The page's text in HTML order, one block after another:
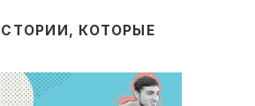
КОТОРЫЕ